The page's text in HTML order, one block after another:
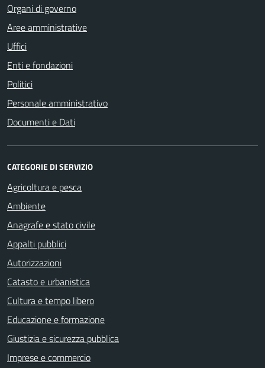
Organi di governo
Aree amministrative
Uffici
Enti e fondazioni
Politici
Personale amministrativo
Documenti e Dati
CATEGORIE DI SERVIZIO
Agricoltura e pesca
Ambiente
Anagrafe e stato civile
Appalti pubblici
Autorizzazioni
Catasto e urbanistica
Cultura e tempo libero
Educazione e formazione
Giustizia e sicurezza pubblica
Imprese e commercio